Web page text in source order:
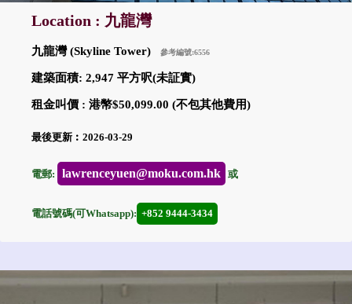
Location : 九龍灣
九龍灣 (Skyline Tower) 參考編號:6556
建築面積: 2,947 平方呎(未証實)
租金叫價 : 港幣$50,099.00 (不包其他費用)
最後更新︰2026-03-29
電郵: lawrenceyuen@moku.com.hk 或
電話號碼(可Whatsapp): +852 9444-3434